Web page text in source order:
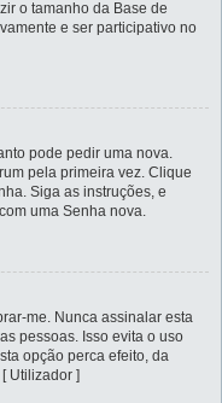
o tamanho da Base de
e ser participativo no
pode pedir uma nova.
pela primeira vez. Clique
Siga as instruções, e
uma Senha nova.
me. Nunca assinalar esta
pessoas. Isso evita o uso
opção perca efeito, da
Utilizador ]